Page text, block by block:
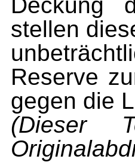
stellen
Reserve
gegen die
(Dieser